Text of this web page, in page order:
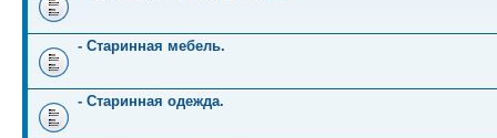
- Старинная мебель.
- Старинная одежда.